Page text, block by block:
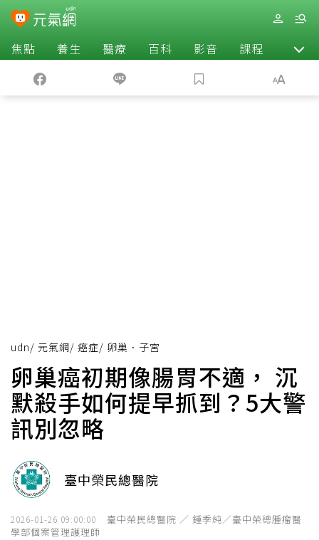
焦點 養生 醫療 百科 影音 課程 退休
udn/ 元氣網/ 癌症/ 卵巢．子宮
卵巢癌初期像腸胃不適， 沉
默殺手如何提早抓到？5大警
訊別忽略
臺中榮民總醫院
2026-01-26 09:00:00
臺中榮民總醫院 ／ 鍾季純／臺中榮總腫瘤醫
學部個案管理護理師